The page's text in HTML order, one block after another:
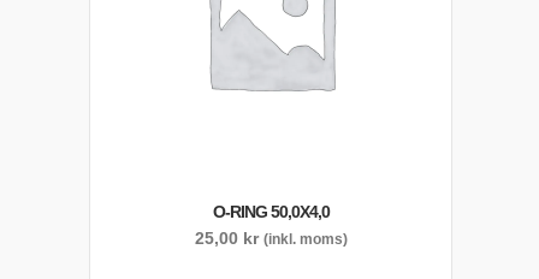
O-RING 50,0X4,0
25,00 kr (inkl. moms)